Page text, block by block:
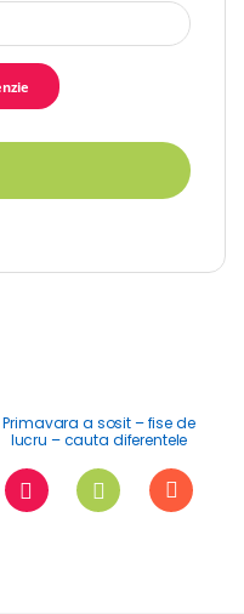
Primavara a sosit – fise de
lucru – cauta diferentele